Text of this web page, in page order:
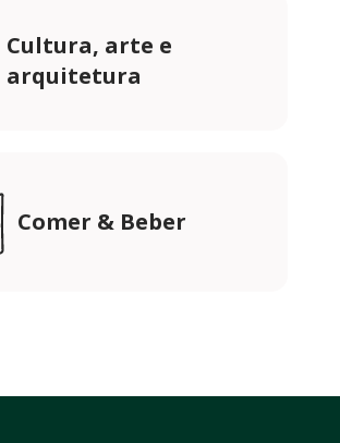
Cultura, arte e
arquitetura
Comer & Beber